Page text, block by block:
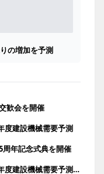
の増加を予測
歓会を開催
度建設機械需要予測
周年記念式典を開催
日本建設機械工業会／2024年度・2025年度建設機械需要予測、2025年度は出荷金額2兆9,714億円で前年度並み